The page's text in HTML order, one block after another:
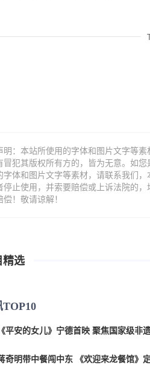
明：本站所使用的字体和图片文字等
冒犯其版权所有方的，皆为无意。如
字体和图片文字等素材，请联系我们
停止使用，并索要赔偿或上诉法院的
！敬请谅解！
精选
TOP10
平安的女儿》宁德首映 聚焦国家级非
奇明带中餐闯中东 《欢迎来龙餐馆》